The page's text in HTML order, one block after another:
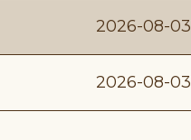
2026-08-03
2026-08-03